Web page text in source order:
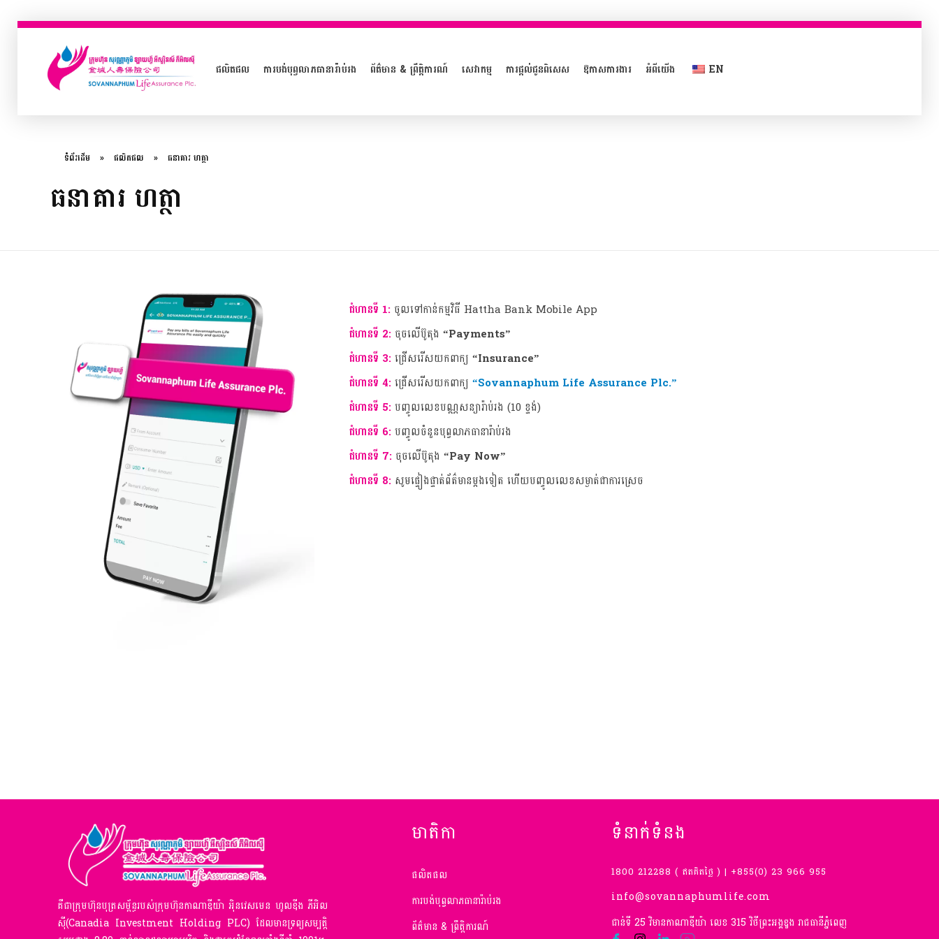
ផលិតផល ការបង់បុព្វលាភធានារ៉ាប់រង ព័ត៌មាន & ព្រឹត្តិការណ៍ សេវាកម្ម ការផ្តល់ជូនពិសេស ឱកាសការងារ អំពីយើង EN
ទំព័រដើម » ផលិតផល » ធនាគារ ហត្ថា
ធនាគារ ហត្ថា
ជំហានទី 1: ចូលទៅកាន់កម្មវិធី Hattha Bank Mobile App
ជំហានទី 2: ចុចលើប៊ូតុង “Payments”
ជំហានទី 3:ជ្រើសរើសយកពាក្យ“Insurance”
ជំហានទី 4:ជ្រើសរើសយកពាក្យ“Sovannaphum Life Assurance Plc.”
ជំហានទី 5:បញ្ចូលលេខបណ្ណសន្យារ៉ាប់រង (10 ខ្ទង់)
ជំហានទី 6:បញ្ចូលចំនួនបុព្វលាភធានារ៉ាប់រង
ជំហានទី 7: ចុចលើប៊ូតុង“Pay Now”
ជំហានទី 8: សូមផ្ទៀងផ្ទាត់ព័ត៌មានម្តងទៀត ហើយបញ្ចូលលេខសម្ងាត់ជាការស្រេច
គឺជាក្រុមហ៊ុនបុត្រសម្ព័ន្ធរបស់ក្រុមហ៊ុនកាណាឌីយ៉ា អ៉ិនវេសមេន ហូលឌីង ភីអិល
ស៊ី(Canadia Investment Holding PLC) ដែលមានទ្រព្យសម្បត្តិ
មាតិកា
ផលិតផល
ការបង់បុព្វលាភធានារ៉ាប់រង
ព័ត៌មាន & ព្រឹត្តិការណ៍
ទំនាក់ទំនង
1800 212288 ( ឥតគិតថ្លៃ ) | +855(0) 23 966 955
info@sovannaphumlife.com
ជាន់ទី 25 វិមានកាណាឌីយ៉ា លេខ 315 វិថីព្រះអង្គឌួង រាជធានីភ្នំពេញ